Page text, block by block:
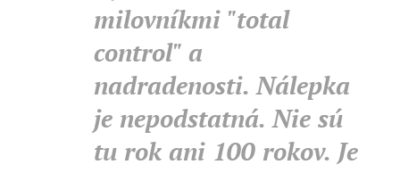
milovníkmi "total
control" a
nadradenosti. Nálepka
je nepodstatná. Nie sú
tu rok ani 100 rokov. Je